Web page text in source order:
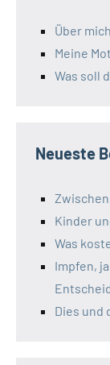
Über mich
Meine
Was soll
Neueste
Kinder
Was
Impfen,
Dies und